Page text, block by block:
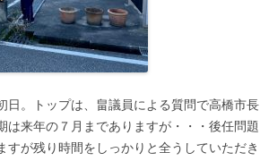
。トップは、畠議員による質問で高橋市長
来年の７月までありますが・・・後任問題
が残り時間をしっかりと全うしていただき